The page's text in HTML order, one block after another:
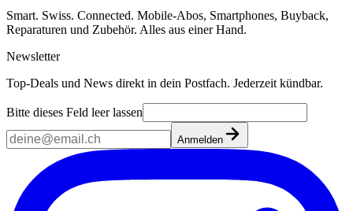
Smart. Swiss. Connected. Mobile-Abos, Smartphones, Buyback,
Reparaturen und Zubehör. Alles aus einer Hand.
Newsletter
Top-Deals und News direkt in dein Postfach. Jederzeit kündbar.
Bitte dieses Feld leer lassen
Anmelden